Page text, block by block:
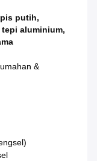
putih,
aluminium,
&